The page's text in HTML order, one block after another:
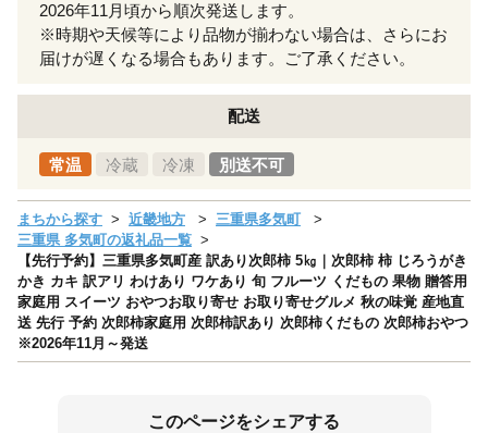
2026年11月頃から順次発送します。
※時期や天候等により品物が揃わない場合は、さらにお
届けが遅くなる場合もあります。ご了承ください。
配送
常温 冷蔵 冷凍 別送不可
まちから探す 近畿地方
三重県多気町
三重県 多気町の返礼品一覧
【先行予約】三重県多気町産 訳あり次郎柿 5㎏｜次郎柿 柿 じろうがき
かき カキ 訳アリ わけあり ワケあり 旬 フルーツ くだもの 果物 贈答用
家庭用 スイーツ おやつお取り寄せ お取り寄せグルメ 秋の味覚 産地直
送 先行 予約 次郎柿家庭用 次郎柿訳あり 次郎柿くだもの 次郎柿おやつ
※2026年11月～発送
このページをシェアする